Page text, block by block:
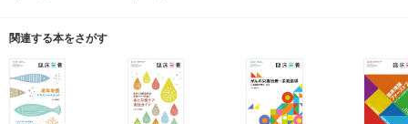
関連する本をさがす